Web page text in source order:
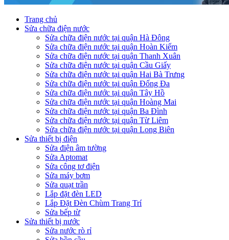
Trang chủ
Sửa chữa điện nước
Sửa chữa điện nước tại quận Hà Đông
Sửa chữa điện nước tại quận Hoàn Kiếm
Sửa chữa điện nước tại quận Thanh Xuân
Sửa chữa điện nước tại quận Cầu Giấy
Sửa chữa điện nước tại quận Hai Bà Trưng
Sửa chữa điện nước tại quận Đống Đa
Sửa chữa điện nước tại quận Tây Hồ
Sửa chữa điện nước tại quận Hoàng Mai
Sửa chữa điện nước tại quận Ba Đình
Sửa chữa điện nước tại quận Từ Liêm
Sửa chữa điện nước tại quận Long Biên
Sửa thiết bị điện
Sửa điện âm tường
Sửa Aptomat
Sửa công tơ điện
Sửa máy bơm
Sửa quạt trần
Lắp đặt đèn LED
Lắp Đặt Đèn Chùm Trang Trí
Sửa bếp từ
Sửa thiết bị nước
Sửa nước rò rỉ